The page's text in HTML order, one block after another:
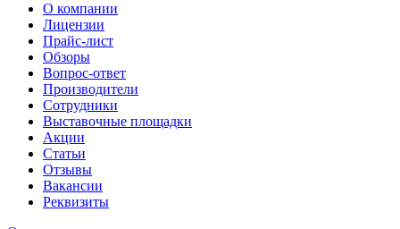
О компании
Лицензии
Прайс-лист
Обзоры
Вопрос-ответ
Производители
Сотрудники
Выставочные площадки
Акции
Статьи
Отзывы
Вакансии
Реквизиты